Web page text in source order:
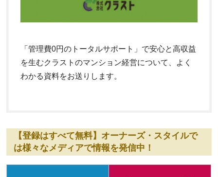
「管理費0円のトータルサポート」で安心と高収益
を生むクラストのマンション経営について、よく
わかる資料をお送りします。
【登録はすべて無料】オーナーズ・スタイルで
は様々なメディアで情報を発信中！